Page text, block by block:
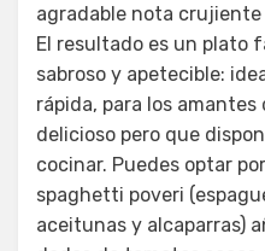
agradable nota crujiente
El resultado es un plato
sabroso y apetecible:
rápida, para los
delicioso pero que
cocinar. Puedes optar
spaghetti poveri
aceitunas y alcaparras)